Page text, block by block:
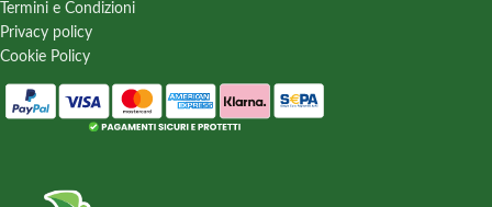
Termini e Condizioni
Privacy policy
Cookie Policy